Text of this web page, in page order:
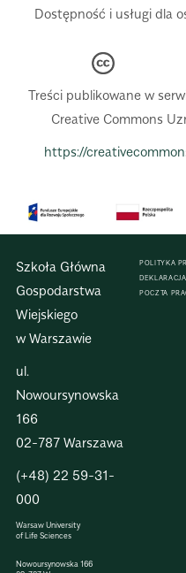
Dostępność i usługi dla
Treści publikowane w
Creative Commons
https://
Szkoła Główna
Gospodarstwa
Wiejskiego
w Warszawie
ul.
Nowoursynowska
166
02-787 Warszawa
(+48) 22 59-31-
000
Warsaw University
of Life Sciences
Nowoursynowska 166
POLITYKA
POCZTA